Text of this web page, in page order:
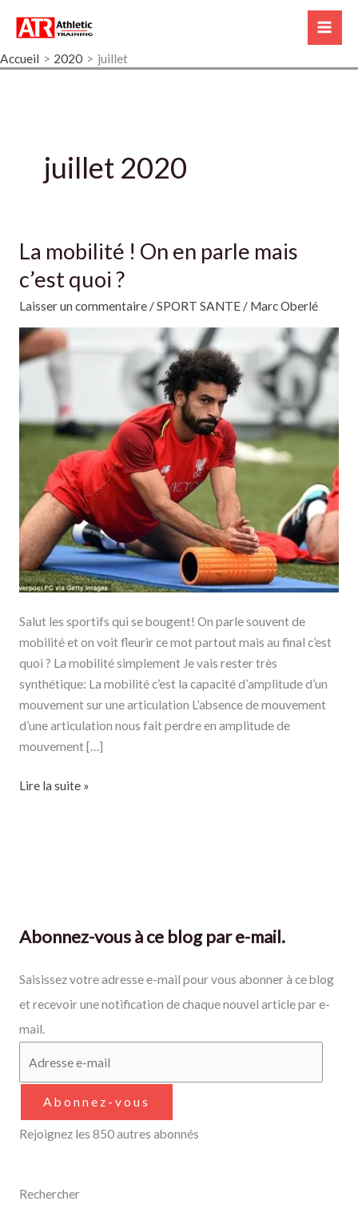
contenu
Accueil 2020 juillet
juillet 2020
La mobilité ! On en parle mais
c’est quoi ?
Laisser un commentaire /SPORT SANTE/ Marc Oberlé
Salut les sportifs qui se bougent! On parle souvent de
mobilité et on voit fleurir ce mot partout mais au final c’est
quoi ? La mobilité simplement Je vais rester très
synthétique: La mobilité c’est la capacité d’amplitude d’un
mouvement sur une articulation L’absence de mouvement
d’une articulation nous fait perdre en amplitude de
mouvement […]
La
mobilité
!
On
en
parle
mais
c’est
quoi
Lire la suite »
Abonnez-vous à ce blog par e-mail.
Saisissez votre adresse e-mail pour vous abonner à ce blog
et recevoir une notification de chaque nouvel article par e-
mail.
d
r
a
i
l
Abonnez-vous
Rejoignez les 850 autres abonnés
Rechercher